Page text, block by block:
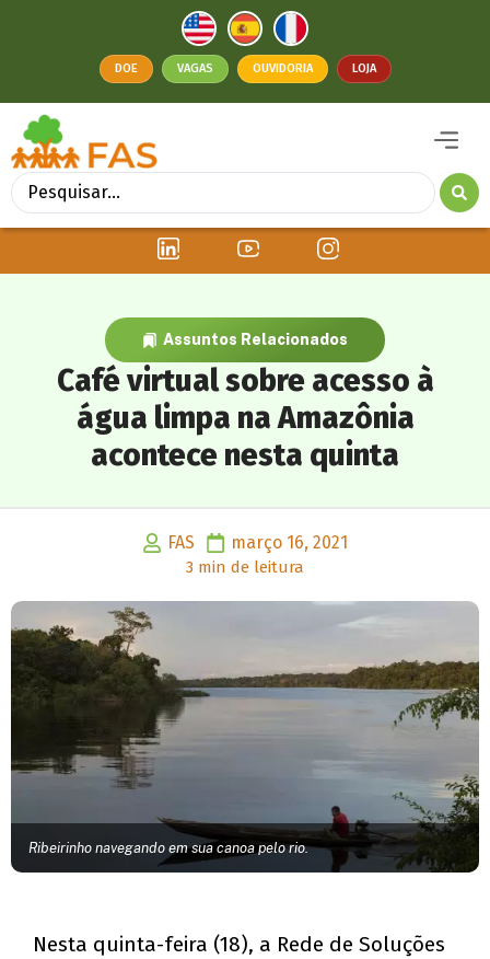
DOE VAGAS OUVIDORIA LOJA
Assuntos Relacionados
Café virtual sobre acesso à
água limpa na Amazônia
acontece nesta quinta
FAS março 16, 2021
3 min de leitura
Ribeirinho navegando em sua canoa pelo rio.
Nesta quinta-feira (18), a Rede de Soluções